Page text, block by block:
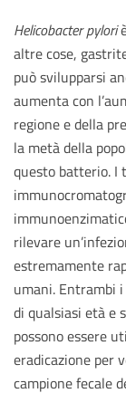
Helicobacter pylori
altre cose,
può svilupparsi
aumenta con
regione e della
la metà della
questo batterio. I
rilevare
estremamente
umani. Entrambi
di qualsiasi età e
possono essere
eradicazione per
campione fecale